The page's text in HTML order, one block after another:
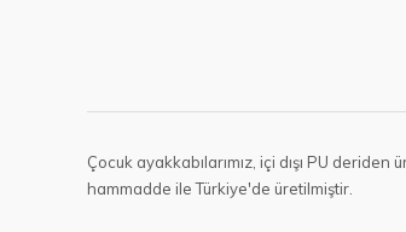
Çocuk ayakkabılarımız, içi dışı PU
hammadde ile Türkiye'de üretilmiştir.